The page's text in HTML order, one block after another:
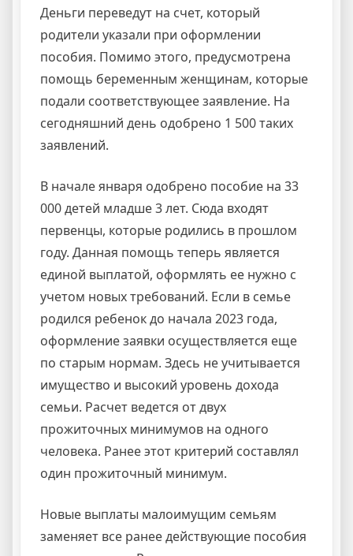
Деньги переведут на счет, который
родители указали при оформлении
пособия. Помимо этого, предусмотрена
помощь беременным женщинам, которые
подали соответствующее заявление. На
сегодняшний день одобрено 1 500 таких
заявлений.
В начале января одобрено пособие на 33
000 детей младше 3 лет. Сюда входят
первенцы, которые родились в прошлом
году. Данная помощь теперь является
единой выплатой, оформлять ее нужно с
учетом новых требований. Если в семье
родился ребенок до начала 2023 года,
оформление заявки осуществляется еще
по старым нормам. Здесь не учитывается
имущество и высокий уровень дохода
семьи. Расчет ведется от двух
прожиточных минимумов на одного
человека. Ранее этот критерий составлял
один прожиточный минимум.
Новые выплаты малоимущим семьям
заменяет все ранее действующие пособия